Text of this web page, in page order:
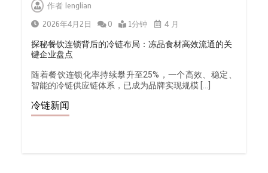
作者lenglian
2026年4月2日
0 1分钟 4 月
探秘餐饮连锁背后的冷链布局：冻品食材高效流通的关
键企业盘点
随着餐饮连锁化率持续攀升至25%，一个高效、稳定、
智能的冷链供应链体系，已成为品牌实现规模 […]
冷链新闻